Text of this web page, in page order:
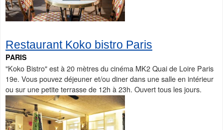
Restaurant Koko bistro Paris
PARIS
"Koko Bistro" est à 20 mètres du cinéma MK2 Quai de Loire Paris
19e. Vous pouvez déjeuner et/ou diner dans une salle en intérieur
ou sur une petite terrasse de 12h à 23h. Ouvert tous les jours.